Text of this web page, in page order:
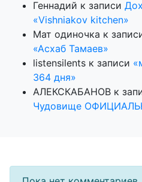
Геннадий к записи
«Vishniakov kitchen»
Мат одиночка к
«Асхаб Тамаев»
listensilents к записи
364 дня»
АЛЕКСКАБАНОВ к
Чудовище